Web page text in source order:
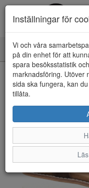
Toggle
navigation
HEM
Inställningar för
Vi och våra
på din enhet för att
spara besöksstatistik
marknadsföring. Utöver
sida ska fungera, kan
tillåta.